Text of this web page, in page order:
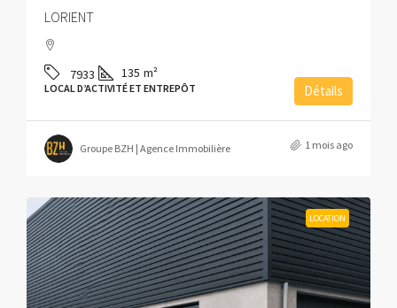
LORIENT
7933 135 m²
LOCAL D’ACTIVITÉ ET ENTREPÔT Détails
Groupe BZH | Agence Immobilière 1 mois ago
LOCATION